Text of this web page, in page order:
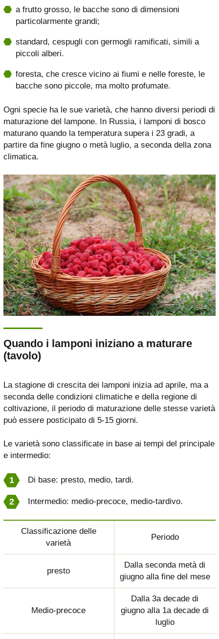
a frutto grosso, le bacche sono di dimensioni
particolarmente grandi;
standard, cespugli con germogli ramificati, simili a
piccoli alberi.
foresta, che cresce vicino ai fiumi e nelle foreste, le
bacche sono piccole, ma molto profumate.
Ogni specie ha le sue varietà, che hanno diversi periodi di
maturazione del lampone. In Russia, i lamponi di bosco
maturano quando la temperatura supera i 23 gradi, a
partire da fine giugno o metà luglio, a seconda della zona
climatica.
Quando i lamponi iniziano a maturare
(tavolo)
La stagione di crescita dei lamponi inizia ad aprile, ma a
seconda delle condizioni climatiche e della regione di
coltivazione, il periodo di maturazione delle stesse varietà
può essere posticipato di 5-15 giorni.
Le varietà sono classificate in base ai tempi del principale
e intermedio:
Di base: presto, medio, tardi.
Intermedio: medio-precoce, medio-tardivo.
Classificazione delle
varietà
Periodo
presto
Dalla seconda metà di
giugno alla fine del mese
Medio-precoce
Dalla 3a decade di
giugno alla 1a decade di
luglio